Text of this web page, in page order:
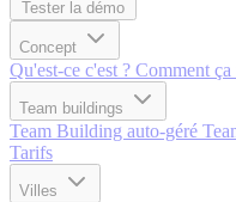
Tester la démo
Concept
Qu'est-ce c'est ? Comment
Team buildings
Team Building auto-géré
Tarifs
Villes